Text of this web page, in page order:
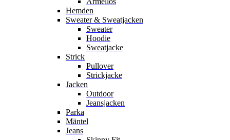
Hemden
Sweater & Sweatjacken
Sweater
Hoodie
Sweatjacke
Strick
Pullover
Strickjacke
Jacken
Outdoor
Jeansjacken
Parka
Mäntel
Jeans